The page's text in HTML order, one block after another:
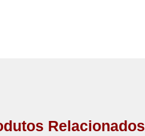
Relacionados